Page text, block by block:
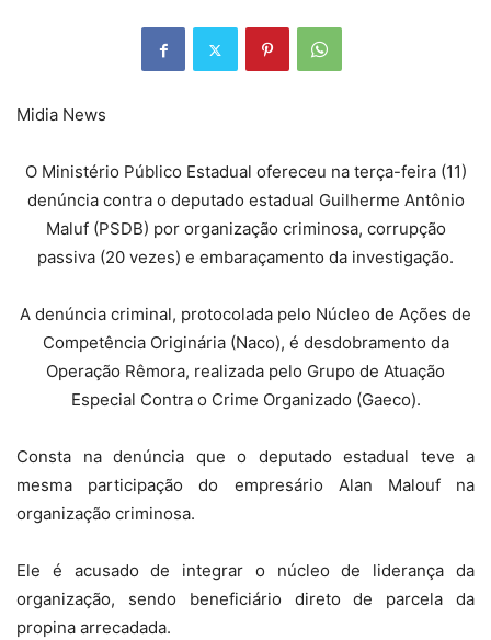
Midia News
O Ministério Público Estadual ofereceu na terça-feira (11)
denúncia contra o deputado estadual Guilherme Antônio
Maluf (PSDB) por organização criminosa, corrupção
passiva (20 vezes) e embaraçamento da investigação.
A denúncia criminal, protocolada pelo Núcleo de Ações de
Competência Originária (Naco), é desdobramento da
Operação Rêmora, realizada pelo Grupo de Atuação
Especial Contra o Crime Organizado (Gaeco).
Consta na denúncia que o deputado estadual teve a
mesma participação do empresário Alan Malouf na
organização criminosa.
Ele é acusado de integrar o núcleo de liderança da
organização, sendo beneficiário direto de parcela da
propina arrecadada.